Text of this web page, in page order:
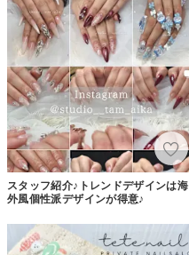
スタッフ紹介♪トレンドデザインは海
外風個性派デザインが得意♪